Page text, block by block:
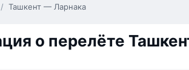
/ Ташкент — Ларнака
о перелёте